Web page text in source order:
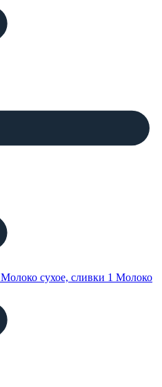
Молоко сухое, сливки 1 Молоко